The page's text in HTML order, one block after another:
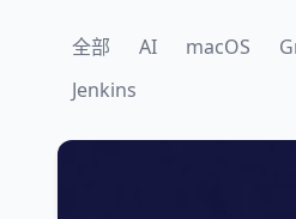
全部 AI macOS
Jenkins